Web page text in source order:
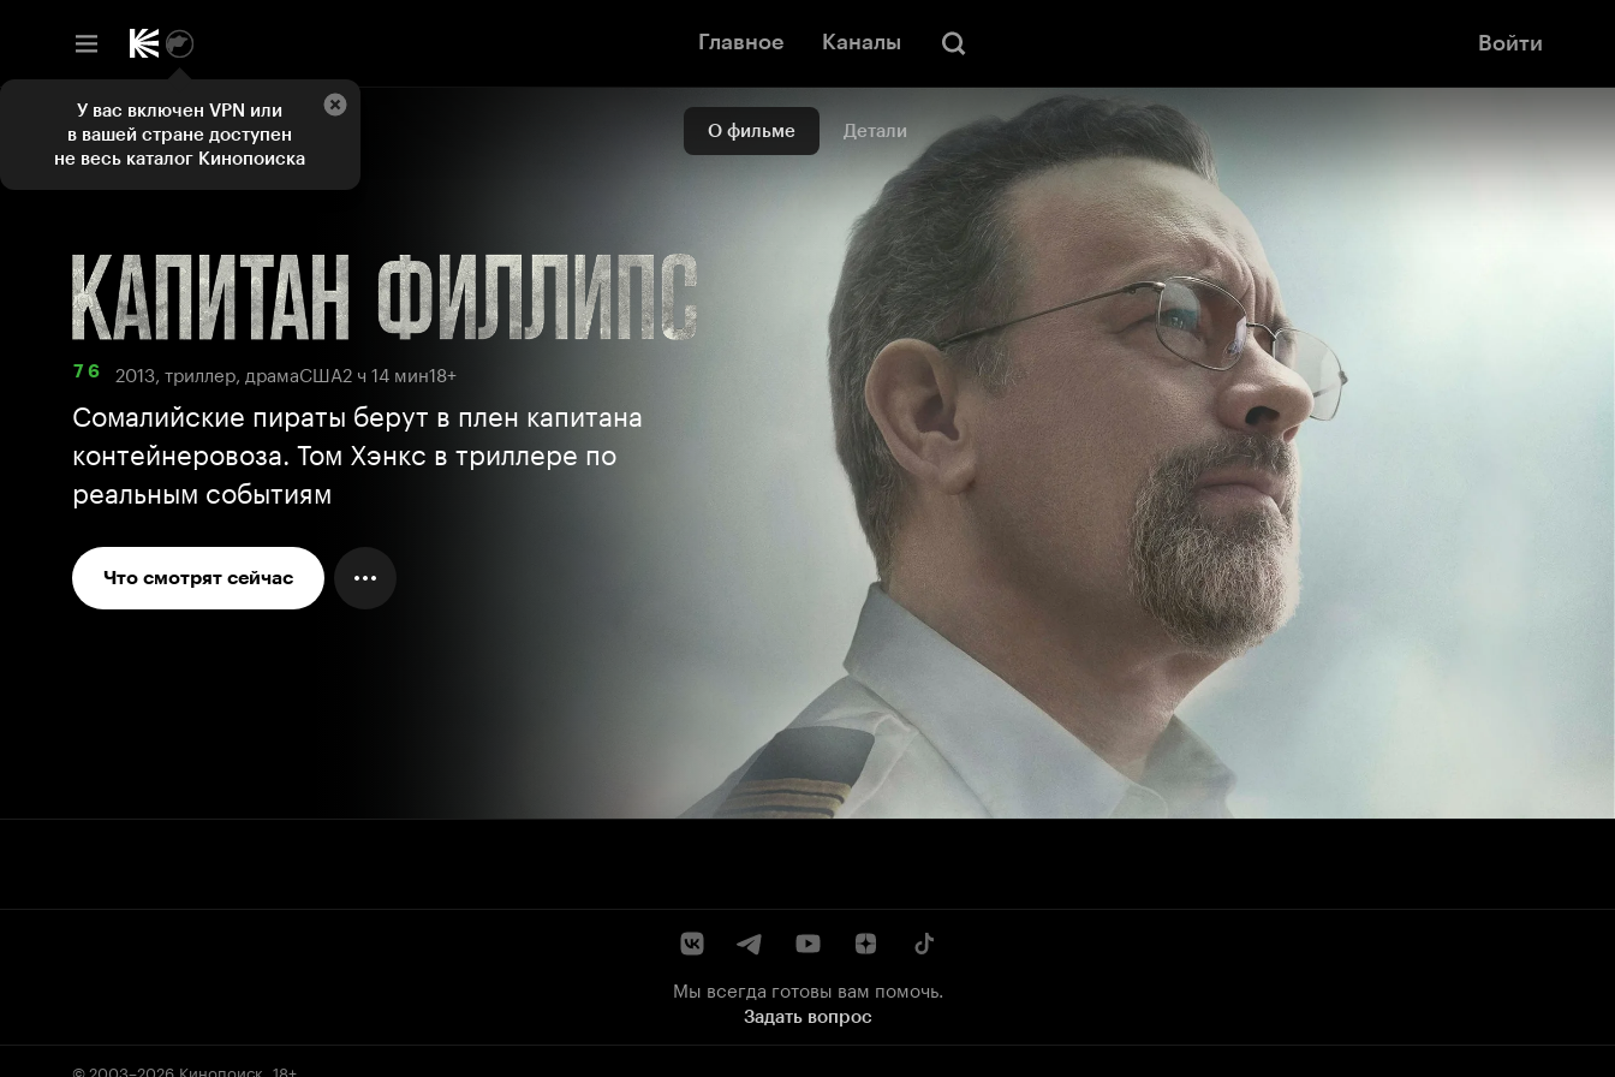
Главное Каналы Войти
О фильме Детали
7 6 2013, триллер, драмаСША2 ч 14 мин18+
Сомалийские пираты берут в плен капитана
контейнеровоза. Том Хэнкс в триллере по
реальным событиям
Что смотрят сейчас
Мы всегда готовы вам помочь.
Задать вопрос
© 2003–2026 Кинопоиск 18+
У вас включен VPN или
в вашей стране доступен
не весь каталог Кинопоиска